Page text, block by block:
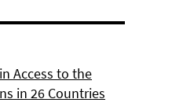
Access to the
in 26 Countries